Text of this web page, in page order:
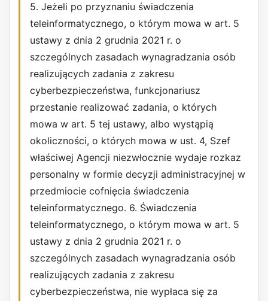
5. Jeżeli po przyznaniu świadczenia
teleinformatycznego, o którym mowa w art. 5
ustawy z dnia 2 grudnia 2021 r. o
szczególnych zasadach wynagradzania osób
realizujących zadania z zakresu
cyberbezpieczeństwa, funkcjonariusz
przestanie realizować zadania, o których
mowa w art. 5 tej ustawy, albo wystąpią
okoliczności, o których mowa w ust. 4, Szef
właściwej Agencji niezwłocznie wydaje rozkaz
personalny w formie decyzji administracyjnej w
przedmiocie cofnięcia świadczenia
teleinformatycznego. 6. Świadczenia
teleinformatycznego, o którym mowa w art. 5
ustawy z dnia 2 grudnia 2021 r. o
szczególnych zasadach wynagradzania osób
realizujących zadania z zakresu
cyberbezpieczeństwa, nie wypłaca się za